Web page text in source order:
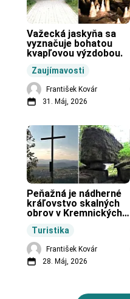
Zaujímavosti
Važecká jaskyňa sa
vyznačuje bohatou
kvapľovou výzdobou.
František Kovár
31. Máj, 2026
Turistika
Peňažná je nádherné
kráľovstvo skalných
obrov v Kremnických
František Kovár
28. Máj, 2026